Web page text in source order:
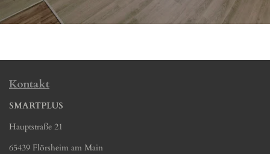
Kontakt
SMARTPLUS
Hauptstraße 21
65439 Flörsheim am Main